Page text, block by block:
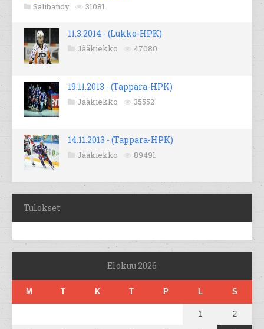
Salibandy 31081
11.3.2014 - (Lukko-HPK)
Jääkiekko 47080
19.11.2013 - (Tappara-HPK)
Jääkiekko 35552
14.11.2013 - (Tappara-HPK)
Jääkiekko 89491
Tulokset
Elokuu 2026
M T K T P L S
1 2